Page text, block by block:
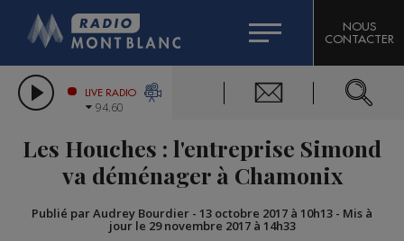
LES CHRONIQUES DE L'EXPERT
CITIZEN MACHINERY
GRAND MASSIF DOMAINES SKIABLES
BIGARD
COMPAGNIE DU MONT-BLANC
NOUS
CONTACTER
LIVE RADIO
94.60
Les Houches : l'entreprise Simond
va déménager à Chamonix
Publié par Audrey Bourdier - 13 octobre 2017 à 10h13 - Mis à
jour le 29 novembre 2017 à 14h33